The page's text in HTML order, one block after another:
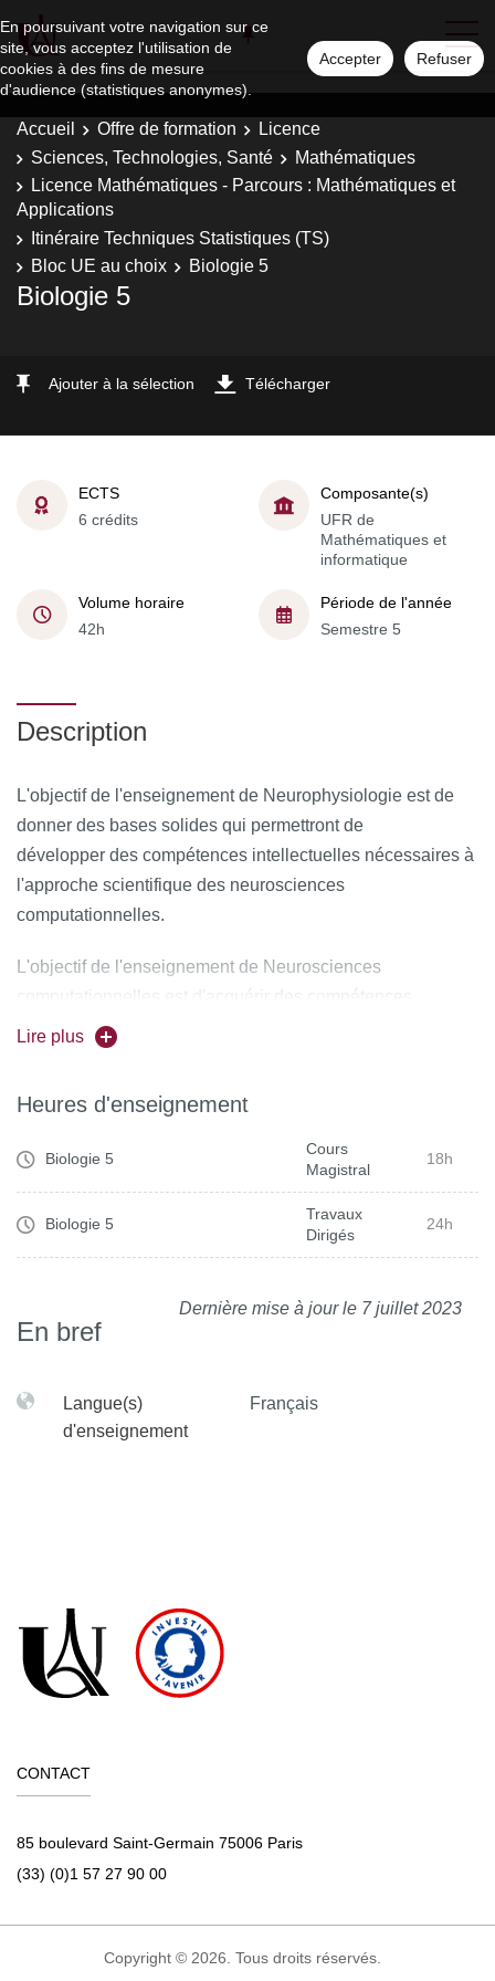
En poursuivant votre navigation sur ce
site, vous acceptez l'utilisation de
cookies à des fins de mesure
d'audience (statistiques anonymes).
Accepter Refuser
Accueil Offre de formation
Licence
Sciences, Technologies, Santé
Mathématiques
Licence Mathématiques - Parcours : Mathématiques et
Applications
Itinéraire Techniques Statistiques (TS)
Bloc UE au choix
Biologie 5
Biologie 5
Ajouter à la sélection Télécharger
ECTS
6 crédits
Composante(s)
UFR de
Mathématiques et
informatique
Volume horaire
42h
Période de l'année
Semestre 5
Description
L'objectif de l'enseignement de Neurophysiologie est de
donner des bases solides qui permettront de
développer des compétences intellectuelles nécessaires à
l'approche scientifique des neurosciences
computationnelles.
L'objectif de l'enseignement de Neurosciences
computationnelles est d'acquérir des compétences
méthodologiques en modélisation, appliquée à l?étude du
numériques permettent de proposer des mécanismes de
fonctionnement des réseaux de neurones biologiques.
Lire plus
Heures d'enseignement
Biologie 5
Cours
Magistral
18h
Biologie 5
Travaux
Dirigés
24h
Dernière mise à jour le 7 juillet 2023
En bref
Langue(s)
d'enseignement
Français
CONTACT
85 boulevard Saint-Germain 75006 Paris
(33) (0)1 57 27 90 00
Copyright © 2026. Tous droits réservés.